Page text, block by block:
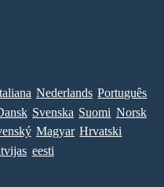
Nederlands Português
Svenska Suomi Norsk
Magyar Hrvatski
eesti